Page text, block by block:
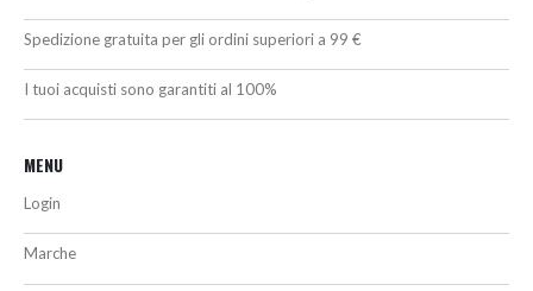
Spedizione gratuita per gli ordini superiori a 99 €
I tuoi acquisti sono garantiti al 100%
MENU
Login
Marche